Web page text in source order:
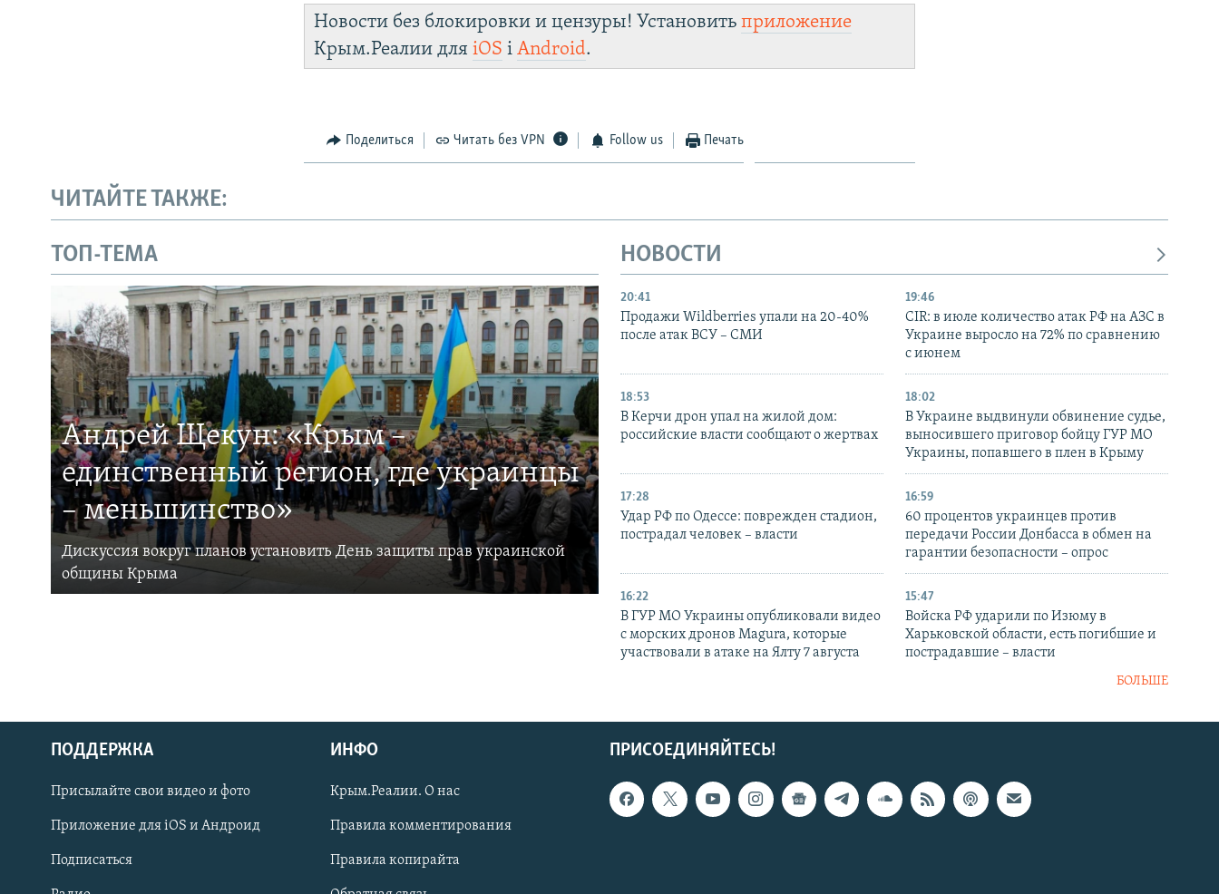
Українською
Qırımtatar
ПРИСОЕДИНЯЙТЕСЬ!
Новости без блокировки и цензуры! Установитьприложение
Крым.Реалии дляiOS іAndroid.
Поделиться Читать без VPN Follow us Печать
ЧИТАЙТЕ ТАКЖЕ:
ТОП-ТЕМА
Андрей Щекун: «Крым –
единственный регион, где украинцы
– меньшинство»
Дискуссия вокруг планов установить День защиты прав украинской
общины Крыма
НОВОСТИ
20:41
Продажи Wildberries упали на 20-40%
после атак ВСУ – СМИ
19:46
CIR: в июле количество атак РФ на АЗС в
Украине выросло на 72% по сравнению
с июнем
18:53
В Керчи дрон упал на жилой дом:
российские власти сообщают о жертвах
18:02
В Украине выдвинули обвинение судье,
выносившего приговор бойцу ГУР МО
Украины, попавшего в плен в Крыму
17:28
Удар РФ по Одессе: поврежден стадион,
пострадал человек – власти
16:59
60 процентов украинцев против
передачи России Донбасса в обмен на
гарантии безопасности – опрос
16:22
В ГУР МО Украины опубликовали видео
с морских дронов Magura, которые
участвовали в атаке на Ялту 7 августа
15:47
Войска РФ ударили по Изюму в
Харьковской области, есть погибшие и
пострадавшие – власти
БОЛЬШЕ
ПРИСОЕДИНЯЙТЕСЬ!
ПОДДЕРЖКА
Присылайте свои видео и фото
Приложение для iOS и Андроид
Подписаться
ИНФО
Крым.Реалии. О нас
Правила комментирования
Правила копирайта